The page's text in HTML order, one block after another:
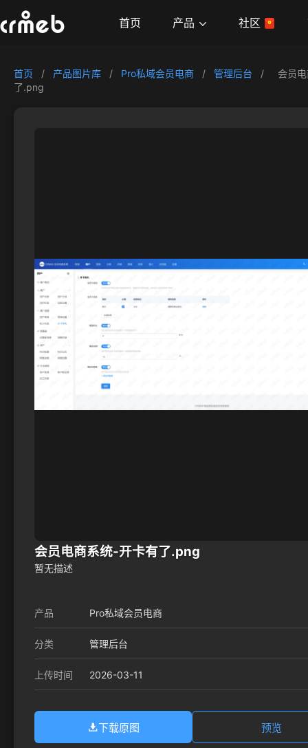
首页 产品 社区
首页 / 产品图片库 / Pro私域会员电商 / 管理后台 /
会员
了.png
会员电商系统-开卡有了.png
暂无描述
产品 Pro私域会员电商
分类 管理后台
上传时间 2026-03-11
下载原图 预览